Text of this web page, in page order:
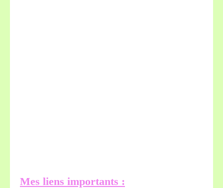
Mes liens importants :